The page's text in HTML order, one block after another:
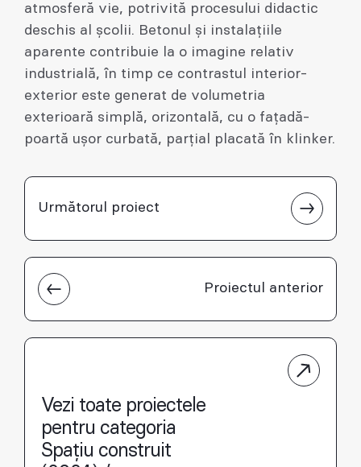
atmosferă vie, potrivită procesului didactic
deschis al şcolii. Betonul şi instalaţiile
aparente contribuie la o imagine relativ
industrială, în timp ce contrastul interior-
exterior este generat de volumetria
exterioară simplă, orizontală, cu o faţadă-
poartă uşor curbată, parţial placată în klinker.
Proiectul anterior
Următorul proiect
Vezi toate proiectele
pentru categoria
Spațiu construit